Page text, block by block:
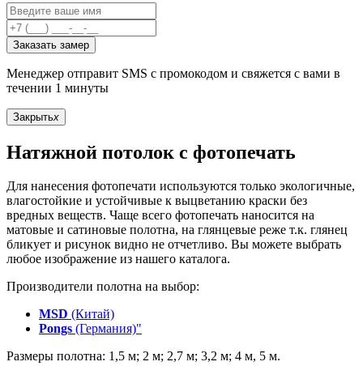
Заказать замер
Менеджер отправит SMS с промокодом и свяжется с вами в
течении 1 минуты
Закрытьx
Натяжной потолок с фотопечать
Для нанесения фотопечати используются только экологичные,
влагостойкие и устойчивые к выцветанию краски без
вредных веществ. Чаще всего фотопечать наносится на
матовые и сатиновые полотна, на глянцевые реже т.к. глянец
бликует и рисунок видно не отчетливо. Вы можете выбрать
любое изображение из нашего каталога.
Производители полотна на выбор:
MSD (Китай)
Pongs (Германия)"
Размеры полотна: 1,5 м; 2 м; 2,7 м; 3,2 м; 4 м, 5 м.